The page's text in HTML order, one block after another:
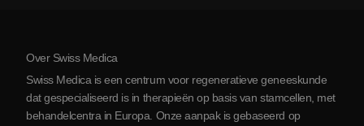
Over Servië
Partnerschap
Over Swiss Medica
Swiss Medica is een centrum voor regeneratieve geneeskunde
dat gespecialiseerd is in therapieën op basis van stamcellen, met
behandelcentra in Europa. Onze aanpak is gebaseerd op